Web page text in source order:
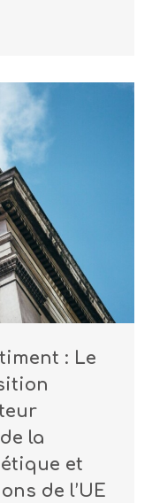
: Le
la
et
de l’UE